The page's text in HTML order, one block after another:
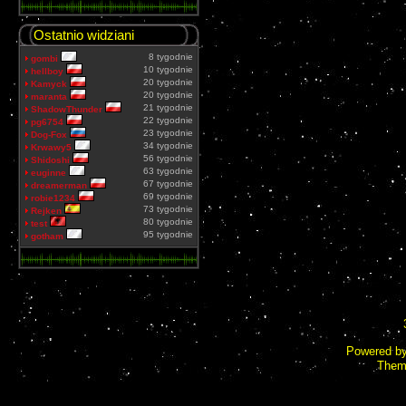
Ostatnio widziani
gombi
8 tygodnie
hellboy
10 tygodnie
Kamyck
20 tygodnie
maranta
20 tygodnie
ShadowThunder
21 tygodnie
pg6754
22 tygodnie
Dog-Fox
23 tygodnie
Krwawy5
34 tygodnie
Shidoshi
56 tygodnie
euginne
63 tygodnie
dreamerman
67 tygodnie
robie1234
69 tygodnie
Rejken
73 tygodnie
test
80 tygodnie
gotham
95 tygodnie
Powered